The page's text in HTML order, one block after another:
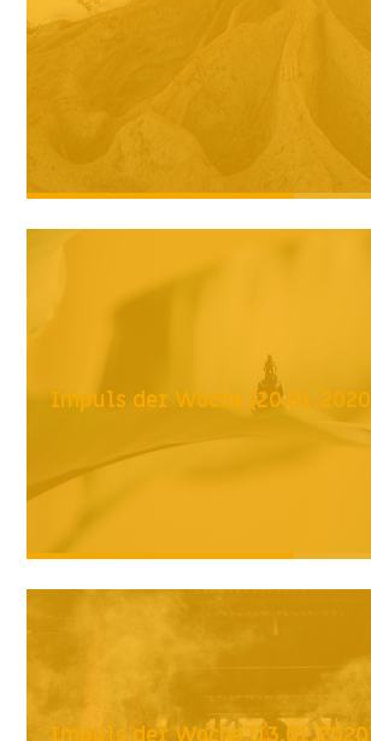
Impuls der Woche